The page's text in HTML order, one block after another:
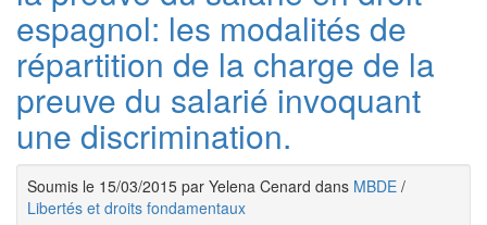
espagnol: les modalités de
répartition de la charge de la
preuve du salarié invoquant
une discrimination.
Soumis le 15/03/2015 par Yelena Cenard dans MBDE /
Libertés et droits fondamentaux